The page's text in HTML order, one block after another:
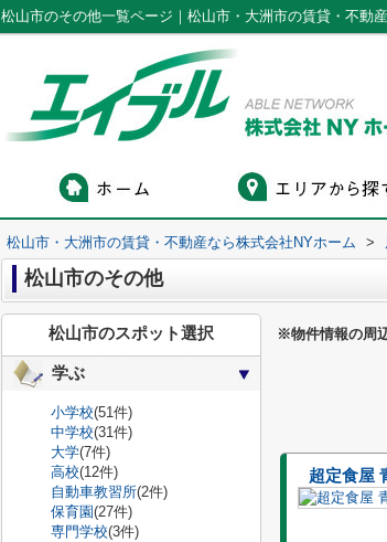
松山市のその他一覧ページ｜松山市・大洲市の賃貸・不動
松山市・大洲市の賃貸・不動産なら株式会社NYホーム >
松山市のその他
※物件情報の周
超定食屋
松山市のスポット選択
学ぶ
小学校(51件)
中学校(31件)
大学(7件)
高校(12件)
自動車教習所(2件)
保育園(27件)
専門学校(3件)